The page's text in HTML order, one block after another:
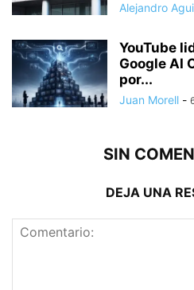
Alejandro
YouTube
Google AI
por...
Juan Morell -
SIN
DEJA UNA